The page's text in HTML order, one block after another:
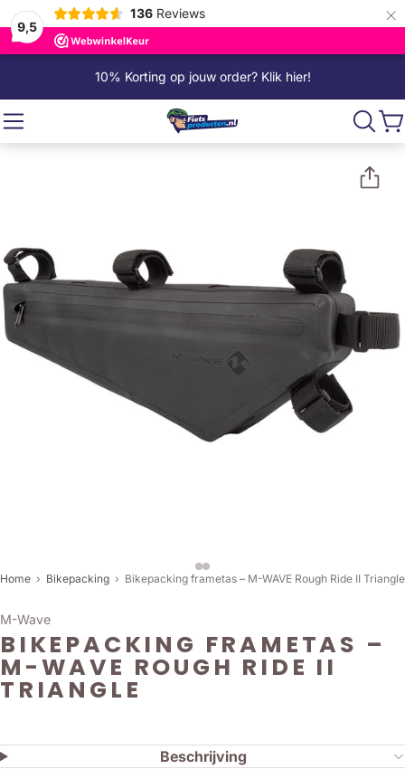
9,5
136 Reviews ×
10% Korting op jouw order? Klik hier!
Home › Bikepacking › Bikepacking frametas – M-WAVE Rough Ride II Triangle
M-Wave
BIKEPACKING FRAMETAS –
M-WAVE ROUGH RIDE II
TRIANGLE
Beschrijving